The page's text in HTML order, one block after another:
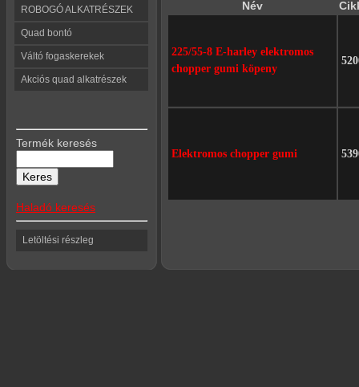
ROBOGÓ ALKATRÉSZEK
Quad bontó
Váltó fogaskerekek
Akciós quad alkatrészek
Termék keresés
Haladó keresés
Letöltési részleg
Név
225/55-8 E-harley elektromos
chopper gumi köpeny
Elektromos chopper gumi